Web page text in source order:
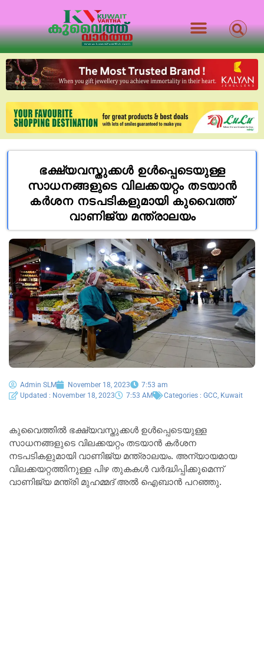
ഭക്ഷ്യവസ്തുക്കള്‍ ഉള്‍പ്പെടെയുള്ള
സാധനങ്ങളുടെ വിലക്കയറ്റം തടയാൻ
കർശന നടപടികളുമായി കുവൈത്ത്
വാണിജ്യ മന്ത്രാലയം
Admin SLM November 18, 2023
7:53 am
Updated : November 18, 2023
7:53 AM Categories : GCC Kuwait
കുവൈത്തില്‍ ഭക്ഷ്യവസ്തുക്കള്‍ ഉള്‍പ്പെടെയുള്ള
സാധനങ്ങളുടെ വിലക്കയറ്റം തടയാൻ കർശന
നടപടികളുമായി വാണിജ്യ മന്ത്രാലയം. അന്യായമായ
വിലക്കയറ്റത്തിനുള്ള പിഴ തുകകള്‍ വര്‍ദ്ധിപ്പിക്കുമെന്ന്
വാണിജ്യ മന്ത്രി മുഹമ്മദ് അൽ ഐബാൻ പറഞ്ഞു.